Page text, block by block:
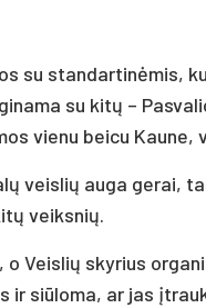
su standartinėmis,
su kitų –
vienu beicu
veislių auga gerai,
veiksnių.
o Veislių skyrius
siūloma, ar jas